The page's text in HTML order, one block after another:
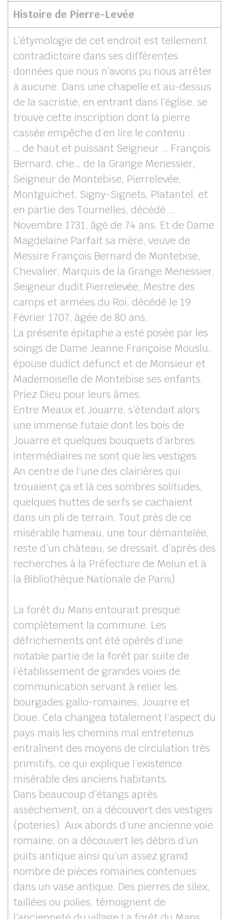
Histoire de Pierre-Levée
L’étymologie de cet endroit est tellement
contradictoire dans ses différentes
données que nous n’avons pu nous arrêter
à aucune. Dans une chapelle et au-dessus
de la sacristie, en entrant dans l’église, se
trouve cette inscription dont la pierre
cassée empêche d’en lire le contenu :
… de haut et puissant Seigneur … François
Bernard, che… de la Grange Menessier,
Seigneur de Montebise, Pierrelevée,
Montguichet, Signy-Signets, Platantel, et
en partie des Tournelles, décédé …
Novembre 1731, âgé de 74 ans. Et de Dame
Magdelaine Parfait sa mère, veuve de
Messire François Bernard de Montebise,
Chevalier, Marquis de la Grange Menessier,
Seigneur dudit Pierrelevée, Mestre des
camps et armées du Roi, décédé le 19
Février 1707, âgée de 80 ans.
La présente épitaphe a esté posée par les
soings de Dame Jeanne Françoise Mouslu,
épouse dudict défunct et de Monsieur et
Mademoiselle de Montebise ses enfants.
Priez Dieu pour leurs âmes.
Entre Meaux et Jouarre, s’étendait alors
une immense futaie dont les bois de
Jouarre et quelques bouquets d’arbres
intermédiaires ne sont que les vestiges.
An centre de l’une des clairières qui
trouaient ça et là ces sombres solitudes,
quelques huttes de serfs se cachaient
dans un pli de terrain. Tout près de ce
misérable hameau, une tour démantelée,
reste d’un chàteau, se dressait. d’après des
recherches à la Préfecture de Melun et à
la Bibliothèque Nationale de Paris)
La forêt du Mans entourait presque
complètement la commune. Les
défrichements ont été opérés d’une
notable partie de la forêt par suite de
l’établissement de grandes voies de
communication servant à relier les
bourgades gallo-romaines, Jouarre et
Doue. Cela changea totalement l’aspect du
pays mais les chemins mal entretenus
entraînent des moyens de circulation très
primitifs, ce qui explique l’existence
misérable des anciens habitants.
Dans beaucoup d’étangs après
assèchement, on a découvert des vestiges
(poteries). Aux abords d’une ancienne voie
romaine, on a découvert les débris d’un
puits antique ainsi qu’un assez grand
nombre de pièces romaines contenues
dans un vase antique. Des pierres de silex,
taillées ou polies, témoignent de